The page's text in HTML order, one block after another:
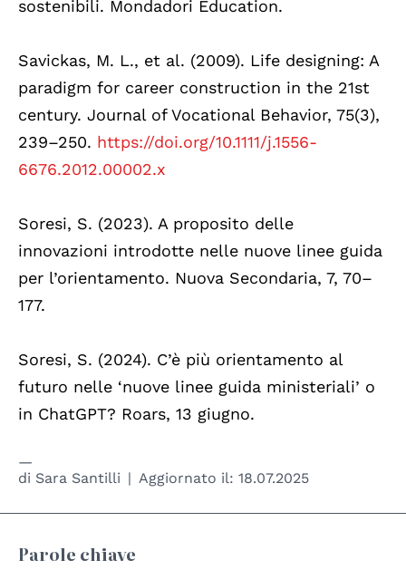
sostenibili. Mondadori Education.
Savickas, M. L., et al. (2009). Life designing: A
paradigm for career construction in the 21st
century. Journal of Vocational Behavior, 75(3),
239–250. https://doi.org/10.1111/j.1556-
6676.2012.00002.x
Soresi, S. (2023). A proposito delle
innovazioni introdotte nelle nuove linee guida
per l’orientamento. Nuova Secondaria, 7, 70–
177.
Soresi, S. (2024). C’è più orientamento al
futuro nelle ‘nuove linee guida ministeriali’ o
in ChatGPT? Roars, 13 giugno.
di Sara Santilli Aggiornato il: 18.07.2025
Parole chiave